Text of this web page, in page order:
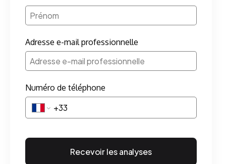
Adresse e-mail professionnelle
Numéro de téléphone
Recevoir les analyses